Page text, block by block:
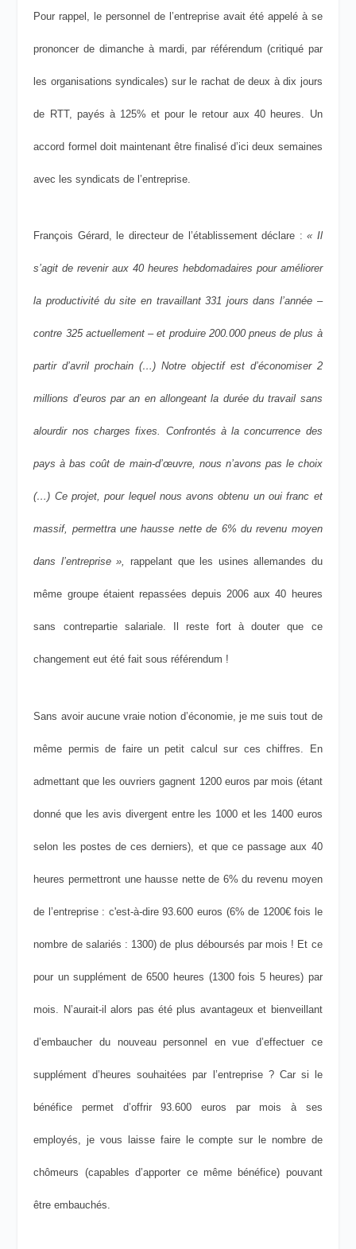
Pour rappel, le personnel de l’entreprise avait été appelé à se
prononcer de dimanche à mardi, par référendum (critiqué par
les organisations syndicales) sur le rachat de deux à dix jours
de RTT, payés à 125% et pour le retour aux 40 heures. Un
accord formel doit maintenant être finalisé d’ici deux semaines
avec les syndicats de l’entreprise.
François Gérard, le directeur de l’établissement déclare :« Il
s’agit de revenir aux 40 heures hebdomadaires pour améliorer
la productivité du site en travaillant 331 jours dans l’année –
contre 325 actuellement – et produire 200.000 pneus de plus à
partir d’avril prochain (…) Notre objectif est d’économiser 2
millions d’euros par an en allongeant la durée du travail sans
alourdir nos charges fixes. Confrontés à la concurrence des
pays à bas coût de main-d’œuvre, nous n’avons pas le choix
(…) Ce projet, pour lequel nous avons obtenu un oui franc et
massif, permettra une hausse nette de 6% du revenu moyen
dans l’entreprise », rappelant que les usines allemandes du
même groupe étaient repassées depuis 2006 aux 40 heures
sans contrepartie salariale. Il reste fort à douter que ce
changement eut été fait sous référendum !
Sans avoir aucune vraie notion d’économie, je me suis tout de
même permis de faire un petit calcul sur ces chiffres. En
admettant que les ouvriers gagnent 1200 euros par mois (étant
donné que les avis divergent entre les 1000 et les 1400 euros
selon les postes de ces derniers), et que ce passage aux 40
heures permettront une hausse nette de 6% du revenu moyen
de l’entreprise : c'est-à-dire 93.600 euros (6% de 1200€ fois le
nombre de salariés : 1300) de plus déboursés par mois ! Et ce
pour un supplément de 6500 heures (1300 fois 5 heures) par
mois. N’aurait-il alors pas été plus avantageux et bienveillant
d’embaucher du nouveau personnel en vue d’effectuer ce
supplément d’heures souhaitées par l’entreprise ? Car si le
bénéfice permet d’offrir 93.600 euros par mois à ses
employés, je vous laisse faire le compte sur le nombre de
chômeurs (capables d’apporter ce même bénéfice) pouvant
être embauchés.